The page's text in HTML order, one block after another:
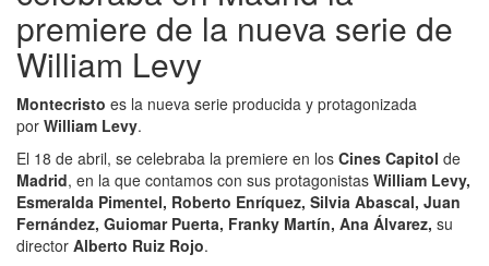
premiere de la nueva serie de
William Levy
Montecristo es la nueva serie producida y protagonizada
por William Levy.
El 18 de abril, se celebraba la premiere en los Cines Capitol de
Madrid, en la que contamos con sus protagonistas William Levy,
Esmeralda Pimentel, Roberto Enríquez, Silvia Abascal, Juan
Fernández, Guiomar Puerta, Franky Martín, Ana Álvarez, su
director Alberto Ruiz Rojo.